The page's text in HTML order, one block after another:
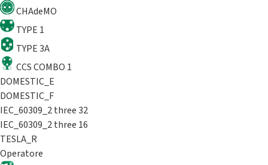
CHAdeMO
TYPE 1
TYPE 3A
CCS COMBO 1
DOMESTIC_E
DOMESTIC_F
IEC_60309_2 three 32
IEC_60309_2 three 16
TESLA_R
Operatore